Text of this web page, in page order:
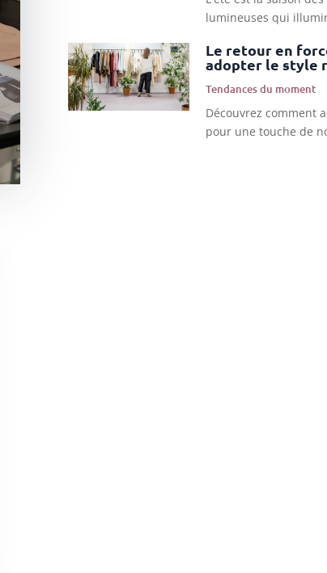
lumineuses qui
Le retour en
adopter le style
Tendances du moment
Découvrez comment
pour une touche de